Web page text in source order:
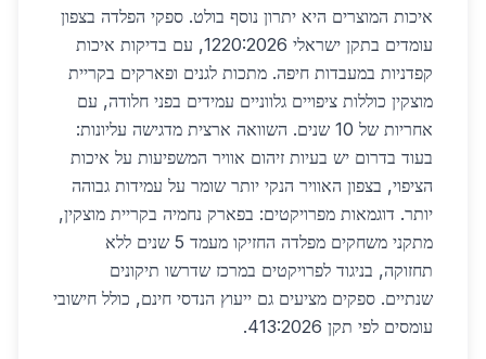
איכות המוצרים היא יתרון נוסף בולט. ספקי הפלדה בצפון
עומדים בתקן ישראלי 1220:2026, עם בדיקות איכות
קפדניות במעבדות חיפה. מתכות לגנים ופארקים בקריית
מוצקין כוללות ציפויים גלווניים עמידים בפני חלודה, עם
אחריות של 10 שנים. השוואה ארצית מדגישה עליונות:
בעוד בדרום יש בעיות זיהום אוויר המשפיעות על איכות
הציפוי, בצפון האוויר הנקי יותר שומר על עמידות גבוהה
יותר. דוגמאות מפרויקטים: בפארק נחמיה בקריית מוצקין,
מתקני משחקים מפלדה החזיקו מעמד 5 שנים ללא
תחזוקה, בניגוד לפרויקטים במרכז שדרשו תיקונים
שנתיים. ספקים מציעים גם ייעוץ הנדסי חינם, כולל חישובי
עומסים לפי תקן 413:2026.